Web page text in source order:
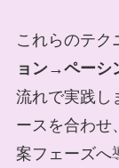
これらのテク
ョン→ペーシ
流れで実践し
ースを合わせ
案フェーズへ